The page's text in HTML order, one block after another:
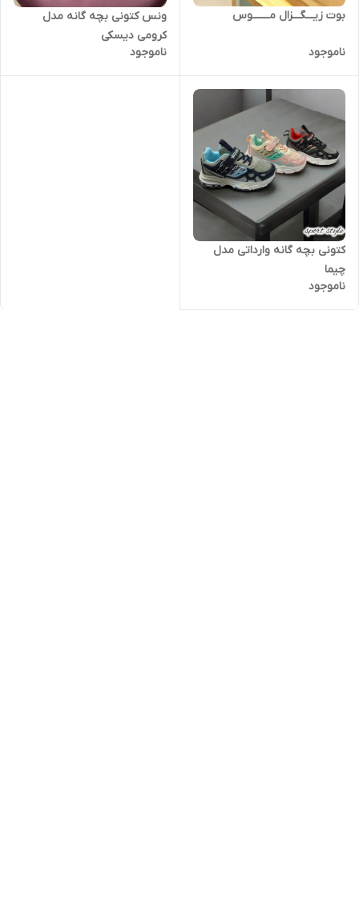
بوت زیـــگـــزال مـــــــوس
ناموجود
ونس کتونی بچه گانه مدل
کرومی دیسکی
ناموجود
کتونی بچه گانه وارداتی مدل
چیما
ناموجود